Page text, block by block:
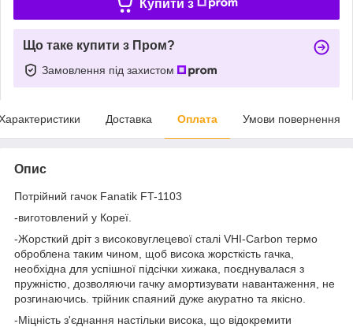
Купити з
Що таке купити з Пром?
Замовлення під захистом
Доставка Оплата Умови повернення
Опис
Потрійний гачок Fanatik FT-1103
-виготовлений у Кореї.
-Жорсткий дріт з високовуглецевої сталі VHI-Carbon термо
оброблена таким чином, щоб висока жорсткість гачка,
необхідна для успішної підсічки хижака, поєднувалася з
пружністю, дозволяючи гачку амортизувати навантаження, не
розгинаючись. трійник спаяний дуже акуратно та якісно.
-Міцність з'єднання настільки висока, що відокремити